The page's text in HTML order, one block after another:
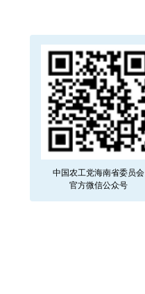
中国农工党海南省委员会
官方微信公众号